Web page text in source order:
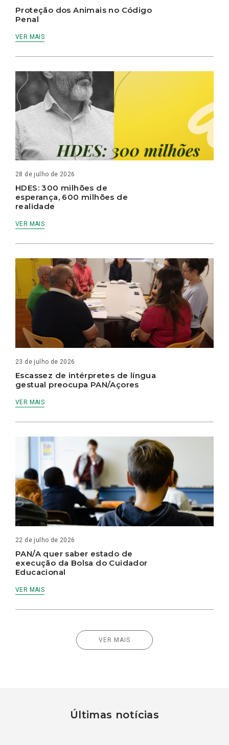
Proteção dos Animais no Código
Penal
VER MAIS
28 de julho de 2026
HDES: 300 milhões de
esperança, 600 milhões de
realidade
VER MAIS
23 de julho de 2026
Escassez de intérpretes de língua
gestual preocupa PAN/Açores
VER MAIS
22 de julho de 2026
PAN/A quer saber estado de
execução da Bolsa do Cuidador
Educacional
VER MAIS
VER MAIS
Últimas notícias